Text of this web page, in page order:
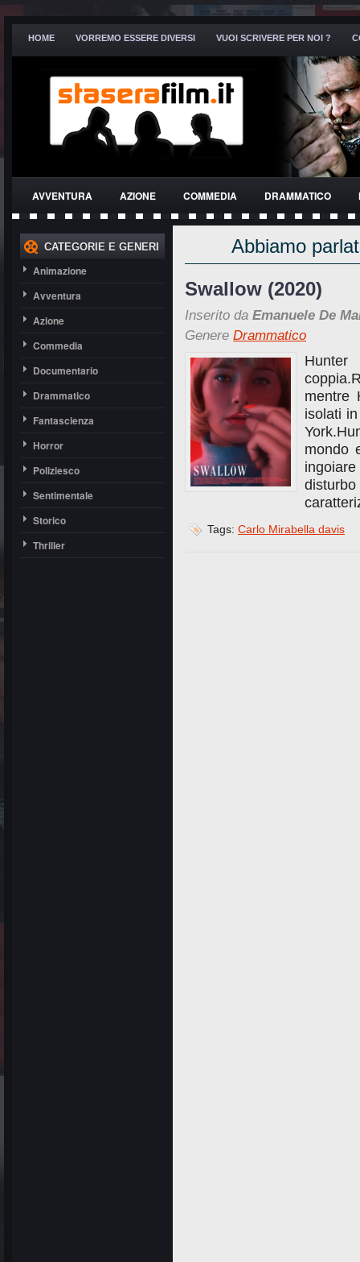
HOME VORREMO ESSERE DIVERSI VUOI SCRIVERE PER NOI ?
AVVENTURA AZIONE COMMEDIA DRAMMATICO
THRILLER
CATEGORIE E GENERI
Animazione
Avventura
Azione
Commedia
Documentario
Drammatico
Fantascienza
Horror
Poliziesco
Sentimentale
Storico
Thriller
Abbiamo
Swallow (2020)
Inserito da Emanuele De
Genere Drammatico
mentre
isolati
mondo
Tags: Carlo Mirabella davis